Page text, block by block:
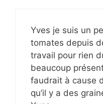
Yves je suis un
tomates depuis
travail pour rien
beaucoup
faudrait à cause
qu’il y a des